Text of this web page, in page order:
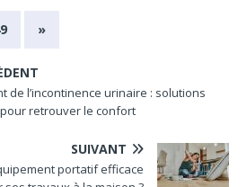
»
de l’incontinence urinaire : solutions
retrouver le confort
SUIVANT
portatif efficace